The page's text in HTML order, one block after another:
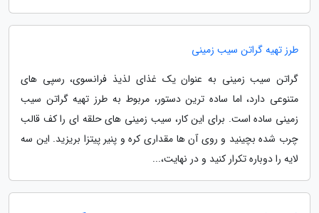
طرز تهیه گراتن سیب زمینی
گراتن سیب زمینی به عنوان یک غذای لذیذ فرانسوی، رسپی های
متنوعی دارد، اما ساده ترین دستور، مربوط به طرز تهیه گراتن سیب
زمینی ساده است. برای این کار، سیب زمینی های حلقه ای را کف قالب
چرب شده بچینید و روی آن ها مقداری کره و پنیر پیتزا بریزید. این سه
لایه را دوباره تکرار کنید و در نهایت،...